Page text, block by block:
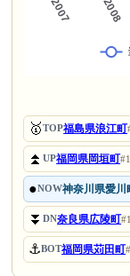
🥇TOP福島県浪江町
⏫UP福岡県岡垣町
●NOW神奈川県愛川
⏬DN奈良県広陵町
⚓BOT福岡県苅田町